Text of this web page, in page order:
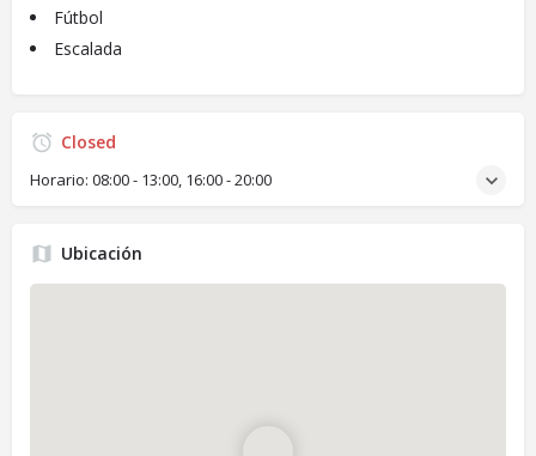
Fútbol
Escalada
Closed
Horario: 08:00 - 13:00, 16:00 - 20:00
Ubicación